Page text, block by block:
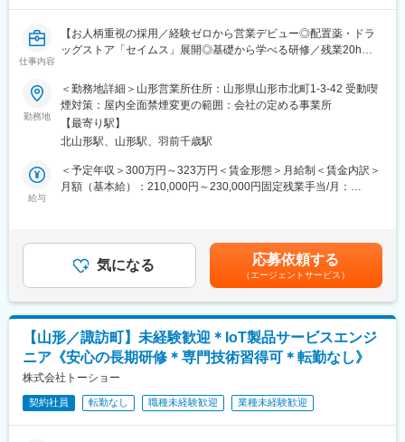
どを運営する、医療・介護・福祉の3本のビジネスの柱を持つ「健
康の総合商社」です。東証プライム上場のシップヘルスケアホー
ルディングスのグループ企業でもあり、安定した環境の中で長く
働くことができます。
から在宅医療に取り組んでおり、今後の超高齢社会に対してもビ
ジネスとして十分な準備ができている会社です。
■やりがいは地域貢献：
利用をいただいている環境です。患者様対応や薬剤師サポートを
通じ、「ありがとう」の言葉をもらえることがやりがいです。地
・当社の社員が転職活動をしなくていい環境を作る。そんな思い
から、様々な福利厚生や待遇をご用意しています。仕事もプライ
ベートも充実できる環境を作った結果、新卒3年定着率95.5％とな
りました。
変更の範囲：会社の定める業務
仕事内容
【お人柄重視の採用／経験ゼロから営業デビュー◎配置薬・ドラ
ッグストア「セイムス」展開◎基礎から学べる研修／残業20h以
■職務内容：
既にお取引のある個人宅・法人のお客様を定期的に訪問し、配置
薬（救急箱）と健康食品の点検・補充・健康相談を行う営業で
す。
「薬を売る」のではなく、「人として信頼される」営業であり、
お客様の体調や生活背景に寄り添い、感謝される仕事です。
月に1回程度のペースでお客様宅を訪問
※社用車（軽自動車）に乗ってお客様宅へ訪問をします。（1件あ
・使用したお薬代金の集金
・健康相談、新商品・サービスのご提案 など
※一部、新たに配置薬を置いていただくお客様への訪問がありま
す。
└配置薬は無料でおけるので、お客様も抵抗なく置いてくれる製
品です。
勤務地
＜勤務地詳細＞山形営業所住所：山形県山形市北町1-3-42 受動喫
煙対策：屋内全面禁煙変更の範囲：会社の定める事業所
【最寄り駅】
北山形駅、山形駅、羽前千歳駅
給与
＜予定年収＞300万円～323万円＜賃金形態＞月給制＜賃金内訳＞
月額（基本給）：210,000円～230,000円固定残業手当/月：
年収は当社規定に基づき、年齢や経験に応じて決定します。・昇
給：年1回（4月）＜モデル給与＞※入社3年目平均基本給＋各種手
当＋業績連動給→総支給月額344,141円※業績連動給：月の予算達
成や売り上げに対して支払われます。賃金はあくまでも目安の金
額であり、選考を通じて上下する可能性があります。月給(月額)は
固定手当を含めた表記です。
気になる 応募依頼する
（エージェントサービス）
【山形／諏訪町】未経験歓迎＊IoT製品サービスエンジ
ニア《安心の長期研修＊専門技術習得可＊転勤なし》
株式会社トーショー
契約社員 転勤なし 職種未経験歓迎 業種未経験歓迎